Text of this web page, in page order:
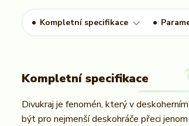
Kompletní specifikace
Kompletní specifikace
Divukraj je fenomén, který v
být pro nejmenší deskohráče přeci